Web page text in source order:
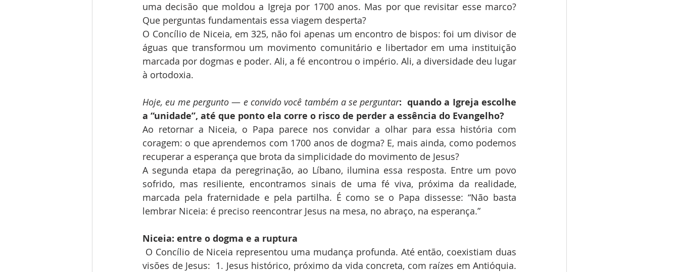
uma decisão que moldou a Igreja por 1700 anos. Mas por que revisitar esse marco?
Que perguntas fundamentais essa viagem desperta?
O Concílio de Niceia, em 325, não foi apenas um encontro de bispos: foi um divisor de
águas que transformou um movimento comunitário e libertador em uma instituição
marcada por dogmas e poder. Ali, a fé encontrou o império. Ali, a diversidade deu lugar
à ortodoxia.
Hoje, eu me pergunto — e convido você também a se perguntar:  quando a Igreja escolhe
a “unidade”, até que ponto ela corre o risco de perder a essência do Evangelho?
Ao retornar a Niceia, o Papa parece nos convidar a olhar para essa história com
coragem: o que aprendemos com 1700 anos de dogma? E, mais ainda, como podemos
recuperar a esperança que brota da simplicidade do movimento de Jesus?
A segunda etapa da peregrinação, ao Líbano, ilumina essa resposta. Entre um povo
sofrido, mas resiliente, encontramos sinais de uma fé viva, próxima da realidade,
marcada pela fraternidade e pela partilha. É como se o Papa dissesse: “Não basta
lembrar Niceia: é preciso reencontrar Jesus na mesa, no abraço, na esperança.”
Niceia: entre o dogma e a ruptura
O Concílio de Niceia representou uma mudança profunda. Até então, coexistiam duas
visões de Jesus:  1. Jesus histórico, próximo da vida concreta, com raízes em Antióquia.